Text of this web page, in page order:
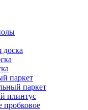
паркет
паркет
плинтус
пробковое